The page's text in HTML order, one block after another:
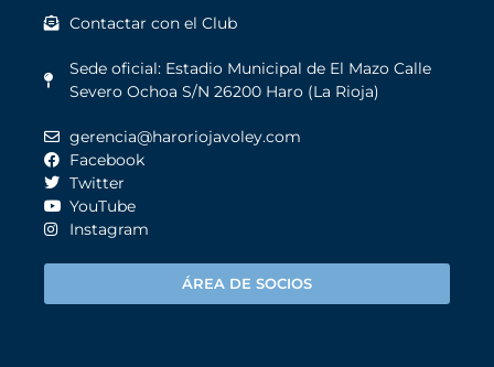
Contactar con el Club
Sede oficial: Estadio Municipal de El Mazo Calle
Severo Ochoa S/N 26200 Haro (La Rioja)
gerencia@haroriojavoley.com
Facebook
Twitter
YouTube
Instagram
ÁREA DE SOCIOS